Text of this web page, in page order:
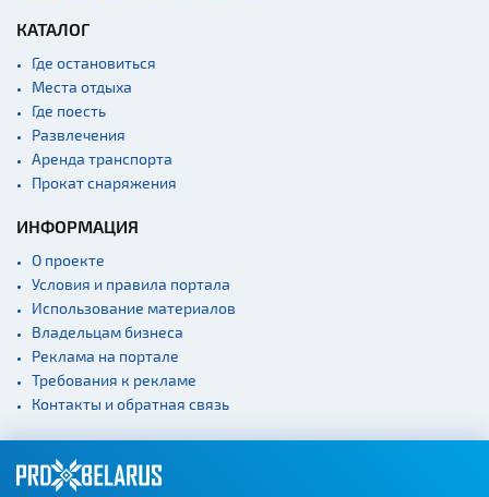
людям
Кладбище
Монастыри
Костелы
Театры
Концертные залы
Начало и окончание
экскурсий: г. Минск
Спортивные
сооружения
Веломаршруты
Аэропорты
Железнодорожные
вокзалы
КАТАЛОГ
Где остановиться
Места отдыха
Где поесть
Развлечения
Аренда транспорта
Прокат снаряжения
ИНФОРМАЦИЯ
О проекте
Условия и правила портала
Использование материалов
Владельцам бизнеса
Реклама на портале
Требования к рекламе
Контакты и обратная связь